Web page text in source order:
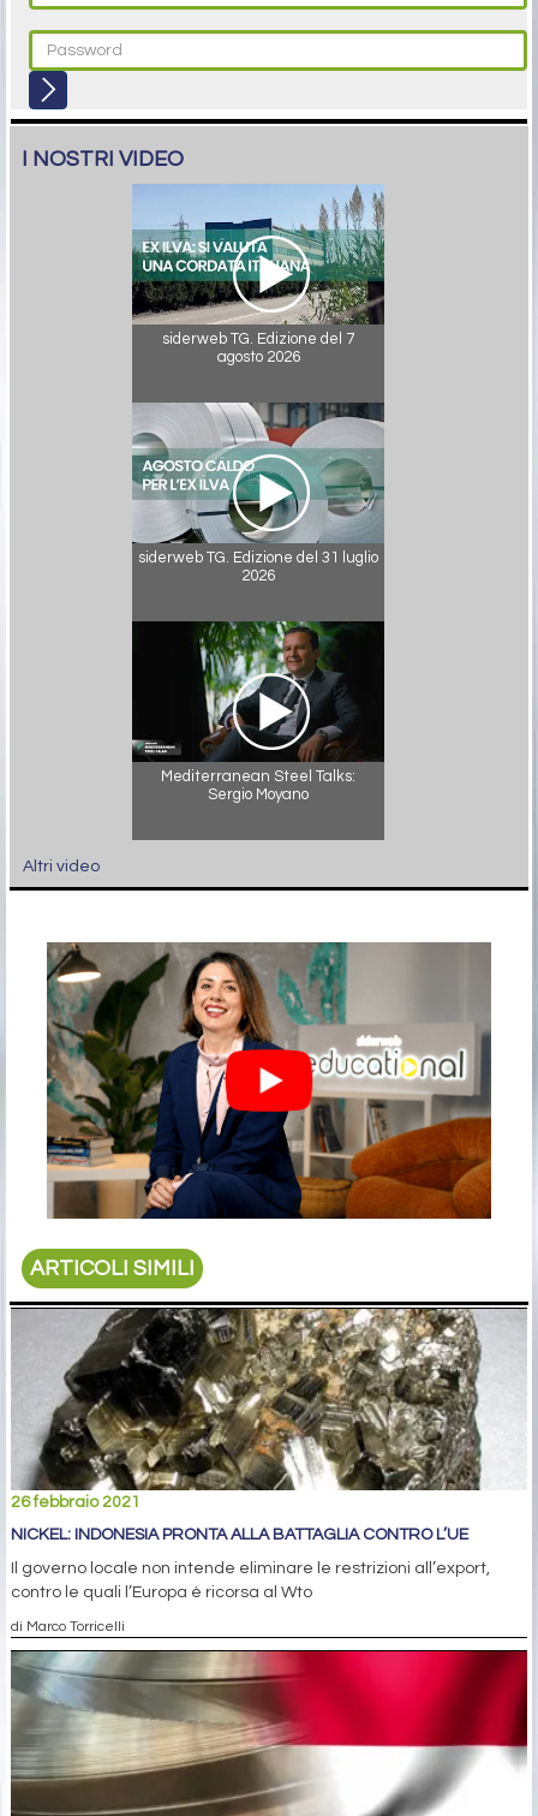
I NOSTRI VIDEO
siderweb TG. Edizione del 7
agosto 2026
siderweb TG. Edizione del 31 luglio
2026
Mediterranean Steel Talks:
Sergio Moyano
Altri video
ARTICOLI SIMILI
26 febbraio 2021
NICKEL: INDONESIA PRONTA ALLA BATTAGLIA CONTRO L’UE
Il governo locale non intende eliminare le restrizioni all’export,
contro le quali l’Europa è ricorsa al Wto
di Marco Torricelli